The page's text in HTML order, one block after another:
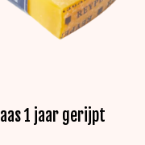
1 jaar gerijpt